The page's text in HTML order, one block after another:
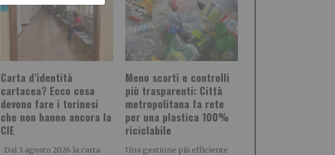
Carta d’identità
cartacea? Ecco cosa
devono fare i torinesi
che non hanno ancora la
CIE
Dal 3 agosto 2026 la carta
Meno scarti e controlli
più trasparenti: Città
metropolitana fa rete
per una plastica 100%
riciclabile
Una gestione più efficiente